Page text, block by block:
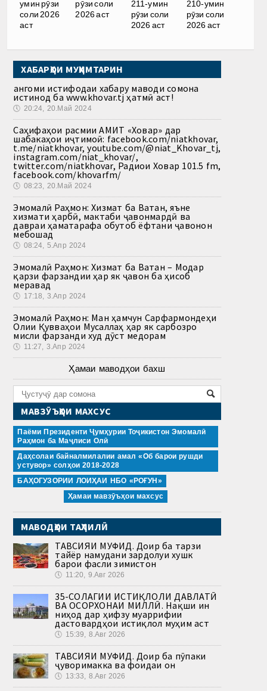
умин рӯзи
соли 2026
аст
рӯзи соли
2026 аст
211-умин
рӯзи соли
2026 аст
210-умин
рӯзи соли
2026 аст
ХАБАРҲОИ МУҲИМТАРИН
Ҳангоми истифодаи хабару маводи сомона
истинод ба www.khovar.tj ҳатмӣ аст!
🕔 20:24, 20.Май 2024
Саҳифаҳои расмии АМИТ «Ховар» дар
шабакаҳои иҷтимоӣ: facebook.com/niatkhovar,
t.me/niatkhovar, youtube.com/@niat_Khovar_tj,
instagram.com/niat_khovar/,
twitter.com/niatkhovar, Радиои Ховар 101.5 fm,
facebook.com/khovarfm/
🕔 08:23, 20.Май 2024
Эмомалӣ Раҳмон: Хизмат ба Ватан, яъне
хизмати ҳарбӣ, мактаби ҷавонмардӣ ва
давраи ҳаматарафа обутоб ёфтани ҷавонон
мебошад
🕔 08:24, 5.Апр 2024
Эмомалӣ Раҳмон: Хизмат ба Ватан – Модар
қарзи фарзандии ҳар як ҷавон ба ҳисоб
меравад
🕔 17:18, 3.Апр 2024
Эмомалӣ Раҳмон: Ман ҳамчун Сарфармондеҳи
Олии Қувваҳои Мусаллаҳ ҳар як сарбозро
мисли фарзанди худ дӯст медорам
🕔 11:27, 3.Апр 2024
Ҳамаи маводҳои бахш
МАВЗӮЪҲОИ МАХСУС
Паёми Президенти Ҷумҳурии Тоҷикистон Эмомалӣ
Раҳмон ба Маҷлиси Олӣ
Даҳсолаи байналмилалии амал «Об барои рушди
устувор» солҳои 2018-2028
БАҲОГУЗОРИИ ЛОИҲАИ НБО «РОҒУН»
Ҳамаи мавзӯъҳои махсус
МАВОДҲОИ ТАҲЛИЛӢ
ТАВСИЯИ МУФИД. Доир ба тарзи
тайёр намудани зардолуи хушк
барои фасли зимистон
🕔 11:20, 9.Авг 2026
35-СОЛАГИИ ИСТИҚЛОЛИ ДАВЛАТӢ
ВА ОСОРХОНАИ МИЛЛӢ. Нақши ин
ниҳод дар ҳифзу муаррифии
дастовардҳои истиқлол муҳим аст
🕔 15:39, 8.Авг 2026
ТАВСИЯИ МУФИД. Доир ба пӯпаки
ҷуворимакка ва фоидаи он
🕔 13:33, 8.Авг 2026